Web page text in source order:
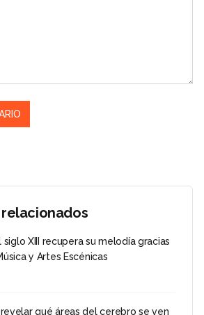
XIII recupera su melodía gracias
y Artes Escénicas
qué áreas del cerebro se ven